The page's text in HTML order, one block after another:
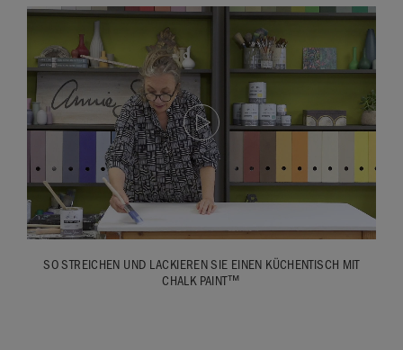
SO STREICHEN UND LACKIEREN SIE EINEN KÜCHENTISCH MIT
CHALK PAINT™